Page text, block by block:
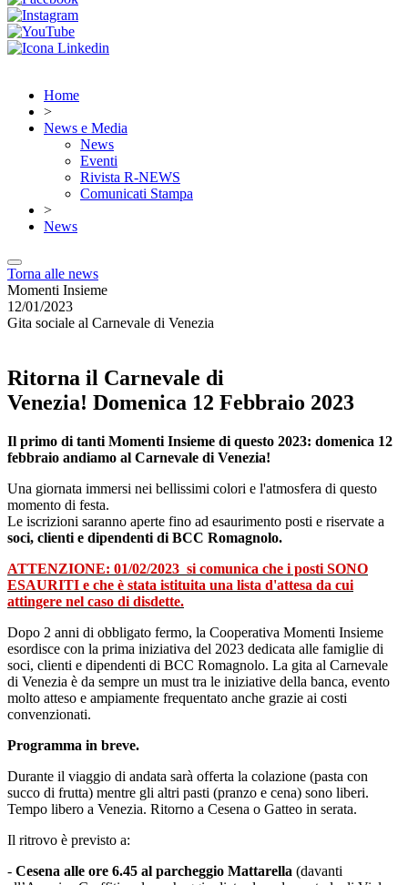
Home
>
News e Media
News
Eventi
Rivista R-NEWS
Comunicati Stampa
>
News
Torna alle news
Momenti Insieme
12/01/2023
Gita sociale al Carnevale di Venezia
Ritorna il Carnevale di
Venezia! Domenica 12 Febbraio 2023
Il primo di tanti Momenti Insieme di questo 2023: domenica 12
febbraio andiamo al Carnevale di Venezia!
Una giornata immersi nei bellissimi colori e l'atmosfera di questo
momento di festa.
Le iscrizioni saranno aperte fino ad esaurimento posti e riservate a
soci, clienti e dipendenti di BCC Romagnolo.
ATTENZIONE: 01/02/2023 si comunica che i posti SONO
ESAURITI e che è stata istituita una lista d'attesa da cui
attingere nel caso di disdette.
Dopo 2 anni di obbligato fermo, la Cooperativa Momenti Insieme
esordisce con la prima iniziativa del 2023 dedicata alle famiglie di
soci, clienti e dipendenti di BCC Romagnolo. La gita al Carnevale
di Venezia è da sempre un must tra le iniziative della banca, evento
molto atteso e ampiamente frequentato anche grazie ai costi
convenzionati.
Programma in breve.
Durante il viaggio di andata sarà offerta la colazione (pasta con
succo di frutta) mentre gli altri pasti (pranzo e cena) sono liberi.
Tempo libero a Venezia. Ritorno a Cesena o Gatteo in serata.
Il ritrovo è previsto a:
- Cesena alle ore 6.45 al parcheggio Mattarella (davanti